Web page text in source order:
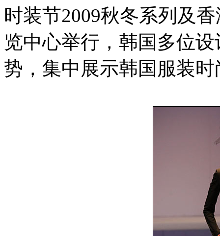
时装节2009秋冬系列及
览中心举行，韩国多位
势，集中展示韩国服装